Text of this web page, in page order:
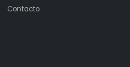
Contacto